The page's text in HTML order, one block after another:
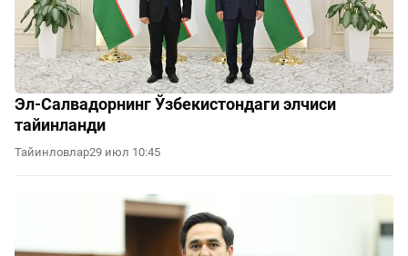
Эл-Салвадорнинг Ўзбекистондаги элчиси
тайинланди
Тайинловлар29 июл 10:45